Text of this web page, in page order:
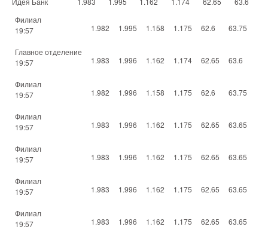
Филиал
19:57
1.982 1.995 1.158 1.175 62.6 63.75
Главное отделение
19:57
1.983 1.996 1.162 1.174 62.65 63.6
Филиал
19:57
1.982 1.996 1.158 1.175 62.6 63.75
Филиал
19:57
1.983 1.996 1.162 1.175 62.65 63.65
Филиал
19:57
1.983 1.996 1.162 1.175 62.65 63.65
Филиал
19:57
1.983 1.996 1.162 1.175 62.65 63.65
Филиал
19:57
1.983 1.996 1.162 1.175 62.65 63.65